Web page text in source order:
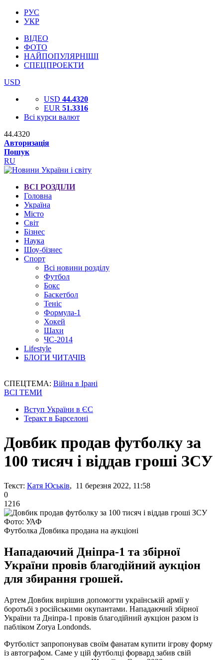
РУС
УКР
ВІДЕО
ФОТО
НАЙПОПУЛЯРНІШІ
СПЕЦПРОЕКТИ
USD
USD 44.4320
EUR 51.3316
Всі курси валют
44.4320
Авторизація
Пошук
RU
ВСІ РОЗДІЛИ
Головна
Україна
Місто
Світ
Бізнес
Наука
Шоу-бізнес
Спорт
Всі новини розділу
Футбол
Бокс
Баскетбол
Теніс
Формула-1
Хокей
Шахи
ЧС-2014
Lifestyle
БЛОГИ ЧИТАЧІВ
СПЕЦТЕМА: Війна в Ірані
ВСІ ТЕМИ
Вступ України в ЄС
Теракт в Барселоні
Довбик продав футболку за
100 тисяч і віддав гроші ЗСУ
Текст: Катя Юськів, 11 березня 2022, 11:58
0
1216
Фото: УАФ
Футболка Довбика продана на аукціоні
Нападаючий Дніпра-1 та збірної
України провів благодійний аукціон
для збирання грошей.
Артем Довбик вирішив допомогти українській армії у
боротьбі з російськими окупантами. Нападаючий збірної
України та Дніпра-1 провів благодійний аукціон разом із
пабліком Zorya Londonds.
Футболіст запропонував своїм фанатам купити ігрову форму
із автографом. Саме у цій футболці форвард забив свій